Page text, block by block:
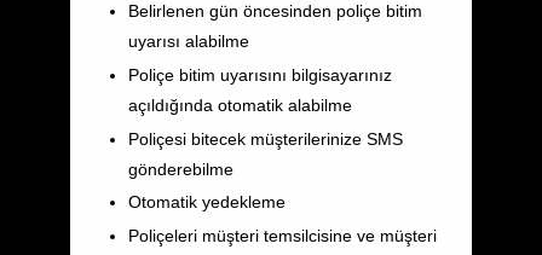
Belirlenen gün öncesinden poliçe bitim
uyarısı alabilme
Poliçe bitim uyarısını bilgisayarınız
açıldığında otomatik alabilme
Poliçesi bitecek müşterilerinize SMS
gönderebilme
Otomatik yedekleme
Poliçeleri müşteri temsilcisine ve müşteri